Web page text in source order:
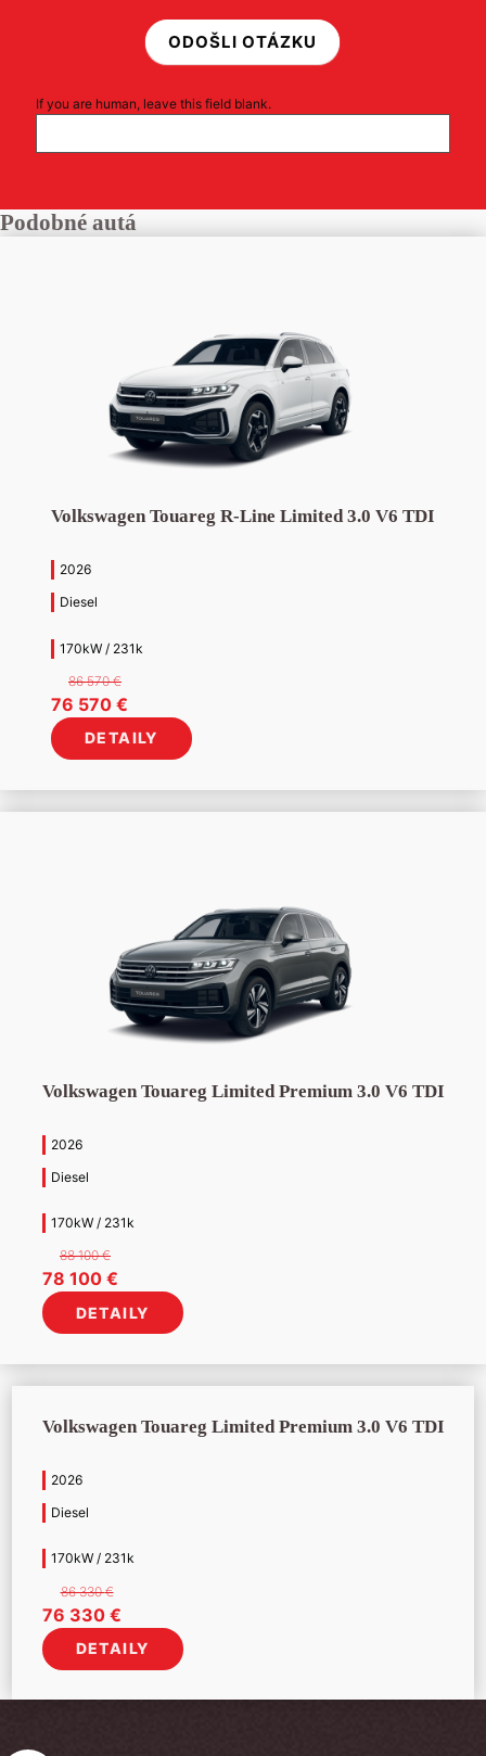
ODOŠLI OTÁZKU
If you are human, leave this field blank.
Podobné autá
Volkswagen Touareg R-Line Limited 3.0 V6 TDI
2026
Diesel
170kW / 231k
86 570€
Pôvodná
cena
bola:
570 €.
76 570 €
cena
je:
570 €.
DETAILY
Volkswagen Touareg Limited Premium 3.0 V6 TDI
2026
Diesel
170kW / 231k
88 100€
Pôvodná
cena
bola:
100 €.
78 100 €Aktuálna
cena
je:
100 €.
DETAILY
Volkswagen Touareg Limited Premium 3.0 V6 TDI
2026
Diesel
170kW / 231k
86 330€
Pôvodná
cena
bola:
76 330 €Aktuálna
cena
je:
DETAILY